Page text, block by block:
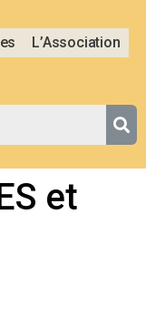
L’Association
et